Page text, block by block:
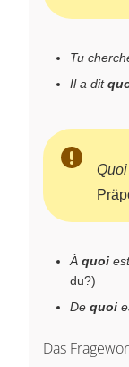
Tu
Il a dit
Quoi
À quoi
du?)
De quoi
Das